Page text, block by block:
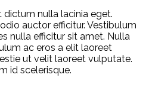
nulla lacinia eget.
auctor efficitur. Vestibulum
nulla efficitur sit amet. Nulla
ac eros a elit laoreet
ut velit laoreet vulputate.
id scelerisque.